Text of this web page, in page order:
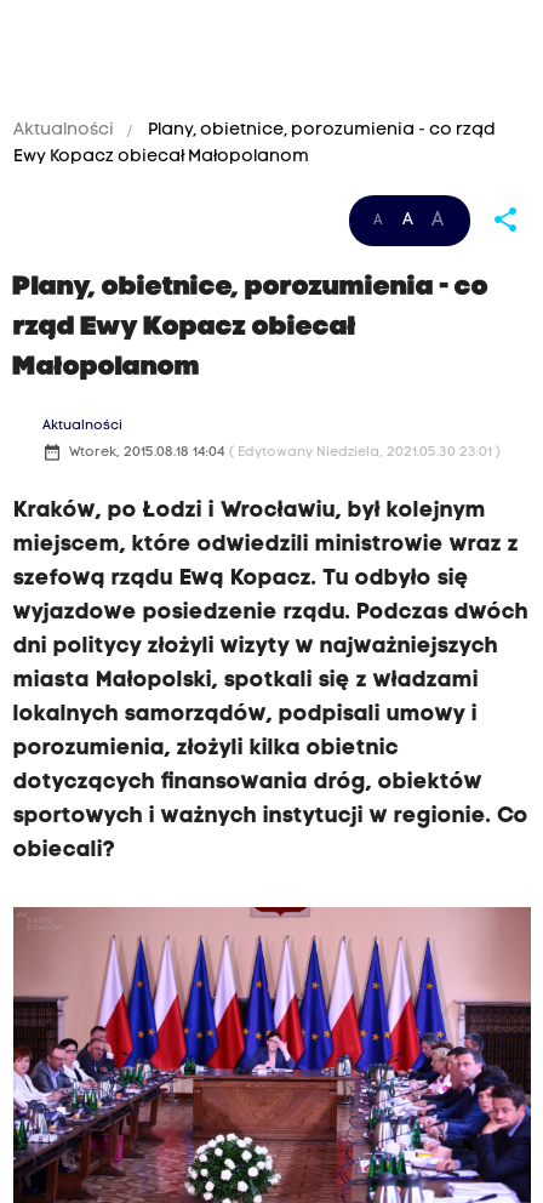
Aktualności
Plany, obietnice, porozumienia - co rząd
Ewy Kopacz obiecał Małopolanom
A A A share
Plany, obietnice, porozumienia - co
rząd Ewy Kopacz obiecał
Małopolanom
Aktualności
date_range Wtorek, 2015.08.18 14:04 ( Edytowany Niedziela, 2021.05.30 23:01 )
Kraków, po Łodzi i Wrocławiu, był kolejnym
miejscem, które odwiedzili ministrowie wraz z
szefową rządu Ewą Kopacz. Tu odbyło się
wyjazdowe posiedzenie rządu. Podczas dwóch
dni politycy złożyli wizyty w najważniejszych
miasta Małopolski, spotkali się z władzami
lokalnych samorządów, podpisali umowy i
porozumienia, złożyli kilka obietnic
dotyczących finansowania dróg, obiektów
sportowych i ważnych instytucji w regionie. Co
obiecali?